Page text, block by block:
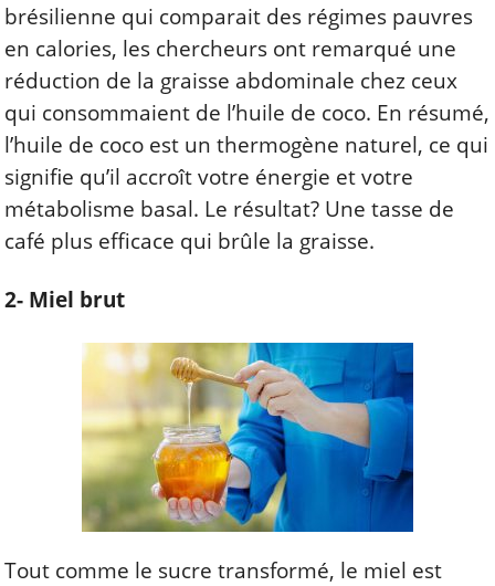
brésilienne qui comparait des régimes pauvres
en calories, les chercheurs ont remarqué une
réduction de la graisse abdominale chez ceux
qui consommaient de l’huile de coco. En résumé,
l’huile de coco est un thermogène naturel, ce qui
signifie qu’il accroît votre énergie et votre
métabolisme basal. Le résultat? Une tasse de
café plus efficace qui brûle la graisse.
2- Miel brut
Tout comme le sucre transformé, le miel est